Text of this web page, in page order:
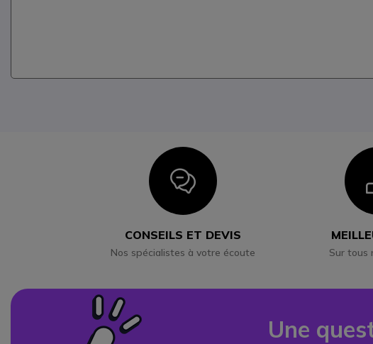
Icon
CONSEILS ET DEVIS
Nos spécialistes à votre écoute Sur tous
Une